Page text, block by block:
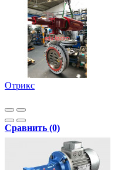
Отрикс
Сравнить (0)